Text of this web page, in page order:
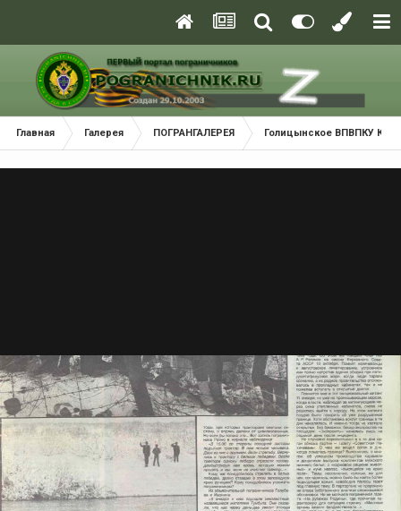
Главная Галерея ПОГРАНГАЛЕРЕЯ Голицынское ВПВПКУ